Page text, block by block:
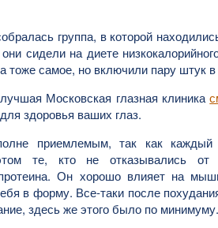
группа, в которой
сидели на диете
тоже самое, но включили пару штук
Московская глазная клиника
здоровья ваших глаз.
приемлемым, так как каждый
те, кто не отказывались от
Он хорошо влияет на
в форму. Все-таки после
здесь же этого было по минимуму.